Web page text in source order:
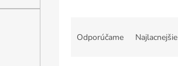
Odporúčame Najlacnejšie